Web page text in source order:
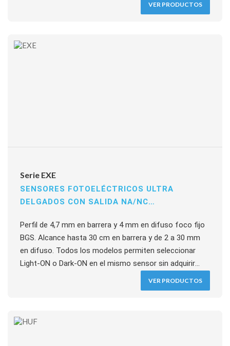
IP67, Directiva EMC y reconocimiento UL. Indicador
VER PRODUCTOS
Serie EXE
SENSORES FOTOELÉCTRICOS ULTRA
DELGADOS CON SALIDA NA/NC
Perfil de 4,7 mm en barrera y 4 mm en difuso foco fijo
BGS. Alcance hasta 30 cm en barrera y de 2 a 30 mm
en difuso. Todos los modelos permiten seleccionar
Light-ON o Dark-ON en el mismo sensor sin adquirir
a 24 VCC, salidas NPN o PNP hasta 50 mA, IP66.
VER PRODUCTOS